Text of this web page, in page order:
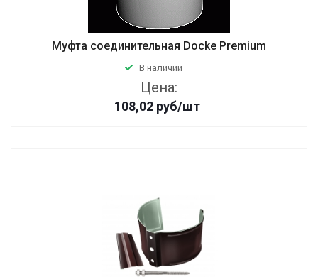
Муфта соединительная Docke Premium
В наличии
Цена:
108,02 руб/шт